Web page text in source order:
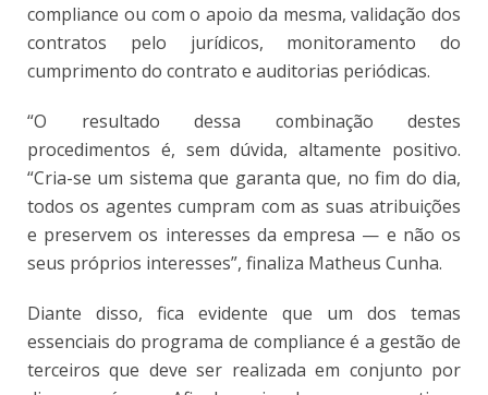
compliance ou com o apoio da mesma, validação dos
contratos pelo jurídicos, monitoramento do
cumprimento do contrato e auditorias periódicas.
“O resultado dessa combinação destes
procedimentos é, sem dúvida, altamente positivo.
“Cria-se um sistema que garanta que, no fim do dia,
todos os agentes cumpram com as suas atribuições
e preservem os interesses da empresa — e não os
seus próprios interesses”, finaliza Matheus Cunha.
Diante disso, fica evidente que um dos temas
essenciais do programa de compliance é a gestão de
terceiros que deve ser realizada em conjunto por